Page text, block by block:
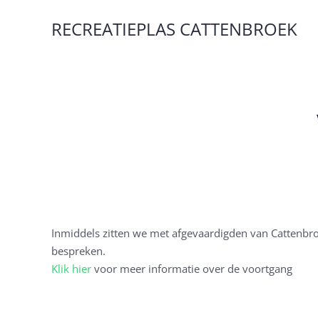
Terug naar hoofdinhoud
RECREATIEPLAS CATTENBROEK
Inmiddels zitten we met afgevaardigden van
bespreken.
Klik hier voor meer informatie over de voortgang